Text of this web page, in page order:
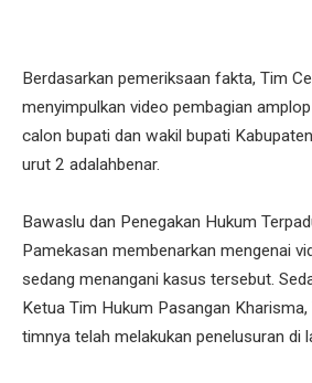
Berdasarkan pemeriksaan fakta, Tim
menyimpulkan video pembagian
calon bupati dan wakil bupati
urut 2 adalahbenar.
Bawaslu dan Penegakan Hukum
Pamekasan membenarkan mengenai
sedang menangani kasus tersebut.
Ketua Tim Hukum Pasangan
timnya telah melakukan penelusuran di